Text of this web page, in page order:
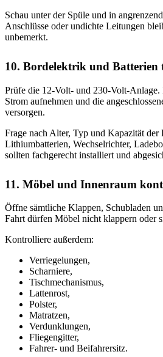
Schau unter der Spüle und in
Anschlüsse oder undichte Leitungen
unbemerkt.
10. Bordelektrik und Batterien
Prüfe die 12-Volt- und 230-Volt-Anlage.
Strom aufnehmen und die
versorgen.
Frage nach Alter, Typ und Kapazität der
Lithiumbatterien, Wechselrichter,
sollten fachgerecht installiert und
11. Möbel und Innenraum
Öffne sämtliche Klappen, Schubladen
Fahrt dürfen Möbel nicht klappern oder
Kontrolliere außerdem:
Verriegelungen,
Scharniere,
Tischmechanismus,
Lattenrost,
Polster,
Matratzen,
Verdunklungen,
Fliegengitter,
Fahrer- und Beifahrersitz.